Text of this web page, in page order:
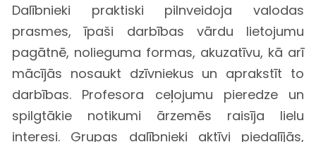
Dalībnieki praktiski pilnveidoja valodas
prasmes, īpaši darbības vārdu lietojumu
pagātnē, nolieguma formas, akuzatīvu, kā arī
mācījās nosaukt dzīvniekus un aprakstīt to
darbības. Profesora ceļojumu pieredze un
spilgtākie notikumi ārzemēs raisīja lielu
interesi. Grupas dalībnieki aktīvi piedalījās,